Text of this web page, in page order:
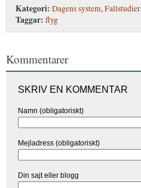
Kategori: Dagens system, Fallstudier
Taggar: flyg
Kommentarer
SKRIV EN KOMMENTAR
Namn (obligatoriskt)
Mejladress (obligatoriskt)
Din sajt eller blogg